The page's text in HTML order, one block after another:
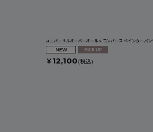
ユニバーサルオーバーオール x コンバース ペインターパ
￥ 12,100 (税込)